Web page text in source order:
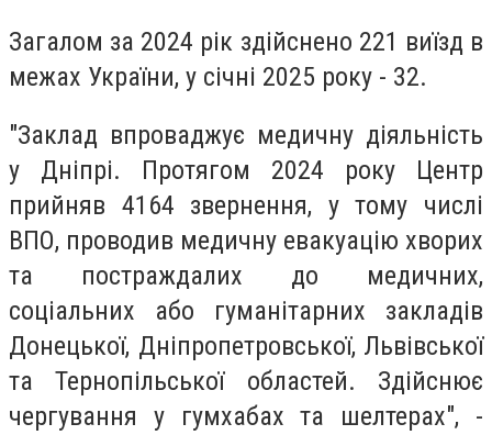
Загалом за 2024 рік здійснено 221 виїзд в
межах України, у січні 2025 року - 32.
"Заклад впроваджує медичну діяльність
у Дніпрі. Протягом 2024 року Центр
прийняв 4164 звернення, у тому числі
ВПО, проводив медичну евакуацію хворих
та постраждалих до медичних,
соціальних або гуманітарних закладів
Донецької, Дніпропетровської, Львівської
та Тернопільської областей. Здійснює
чергування у гумхабах та шелтерах", -